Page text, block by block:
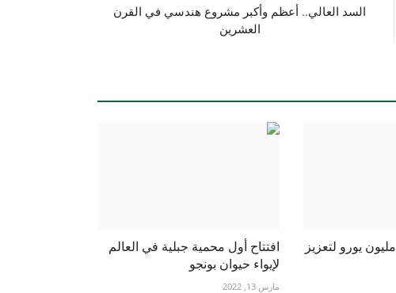
السد العالي.. أعظم وأكبر مشروع هندسي في القرن
العشرين
بلجيكا تتعهد بـ 25 مليون يورو لتعزيز
افتتاح أول محمية جبلية في العالم
لإيواء حيوان بونجو
مارس 13, 2022